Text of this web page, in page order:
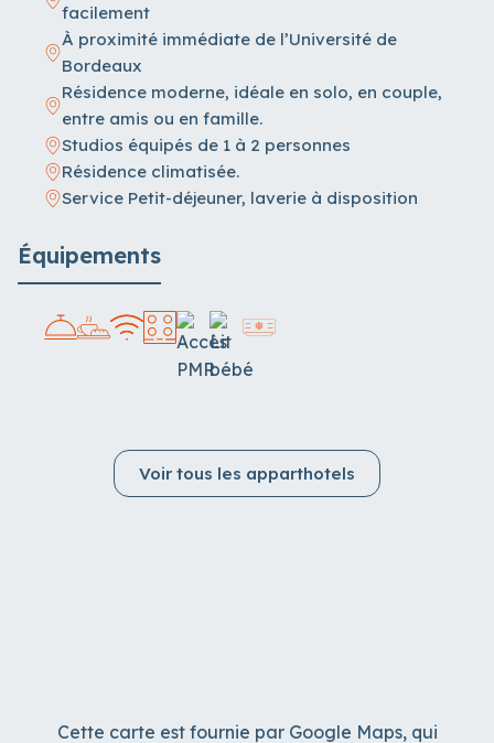
facilement
À proximité immédiate de l’Université de
Bordeaux
Résidence moderne, idéale en solo, en couple,
entre amis ou en famille.
Studios équipés de 1 à 2 personnes
Résidence climatisée.
Service Petit-déjeuner, laverie à disposition
Équipements
Voir tous les apparthotels
Cette carte est fournie par Google Maps, qui